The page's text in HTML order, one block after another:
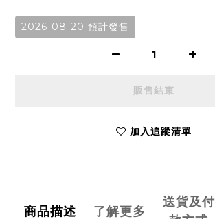
2026-08-20 預計發售
販售結束
加入追蹤清單
商品描述 了解更多
送貨及付